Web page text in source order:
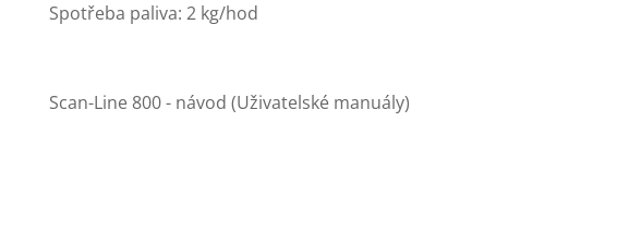
Spotřeba paliva: 2 kg/hod
Scan-Line 800 - návod (Uživatelské manuály)